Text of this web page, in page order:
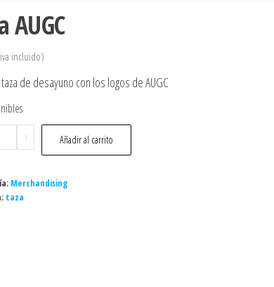
AUGC
incluido)
de desayuno con los logos de AUGC
+ Añadir al carrito
Merchandising
taza